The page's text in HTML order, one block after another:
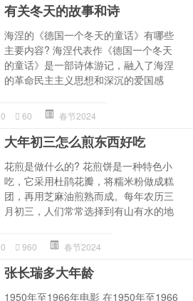
有关冬天的故事和诗
海涅的《德国一个冬天的童话》有哪些
主要内容? 海涅代表作《德国一个冬天
的童话》是一部诗体游记，融入了海涅
的革命民主主义思想和深沉的爱国感
0 60 春节2024
大年初三怎么煎东西好吃
花煎是做什么的? 花煎饼是一种特色小
吃，它采用杜鹃花瓣，将糯米粉做成糕
团，再用芝麻油煎熟而成。每年农历三
月初三，人们常常选择到有山有水的地
0 960 春节2024
张长瑞多大年龄
1950年至1966年电影 在1950年至1966